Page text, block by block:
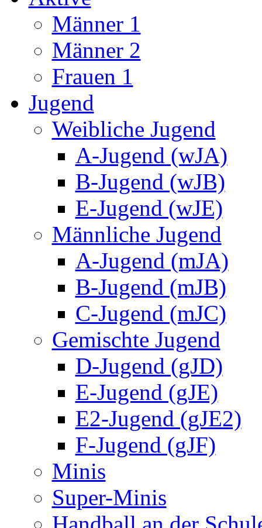
Männer 1
Männer 2
Frauen 1
Jugend
Weibliche Jugend
A-Jugend (wJA)
B-Jugend (wJB)
E-Jugend (wJE)
Männliche Jugend
A-Jugend (mJA)
B-Jugend (mJB)
C-Jugend (mJC)
Gemischte Jugend
D-Jugend (gJD)
E-Jugend (gJE)
E2-Jugend (gJE2)
F-Jugend (gJF)
Minis
Super-Minis